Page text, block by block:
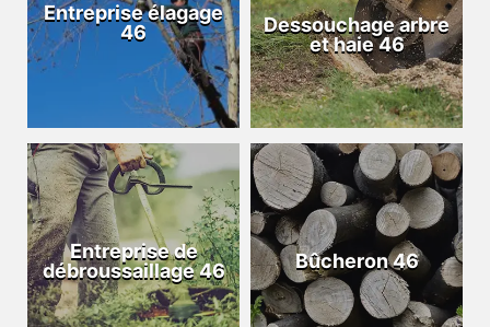
Entreprise élagage
46
Dessouchage arbre
et haie 46
Entreprise de
débroussaillage 46
Bûcheron 46